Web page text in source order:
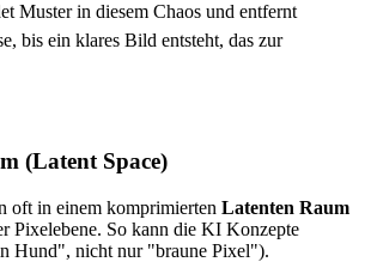
Muster in diesem Chaos und entfernt
bis ein klares Bild entsteht, das zur
(Latent Space)
oft in einem komprimierten Latenten Raum
Pixelebene. So kann die KI Konzepte
Hund", nicht nur "braune Pixel").